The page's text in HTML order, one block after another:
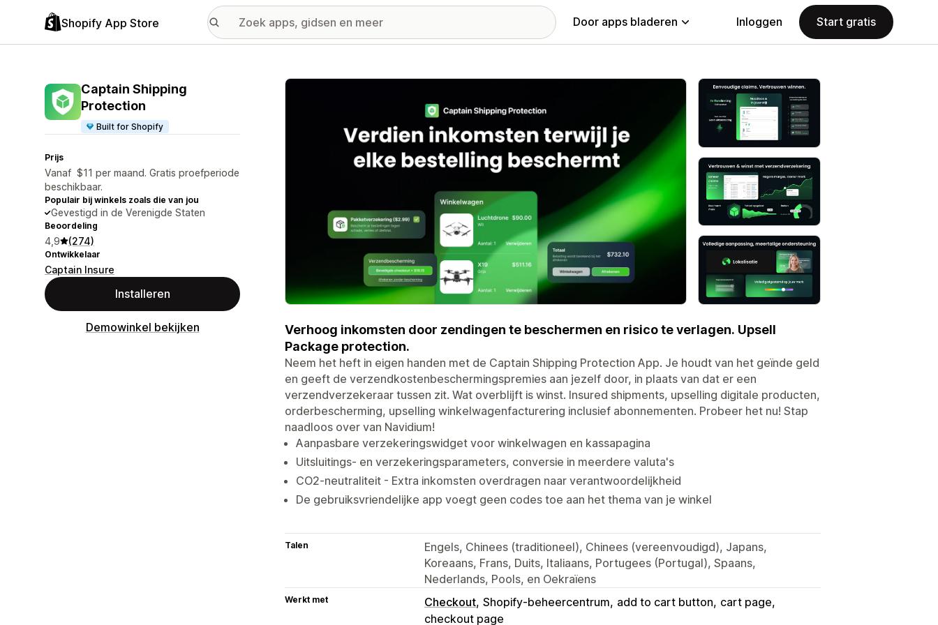
Shopify App Store Door apps bladeren Inloggen Start gratis
Captain Shipping
Protection
Built for Shopify
Prijs
Vanaf $11 per maand. Gratis proefperiode
beschikbaar.
Populair bij winkels zoals die van jou
Gevestigd in de Verenigde Staten
Beoordeling
4,9 (274)
Ontwikkelaar
Captain Insure
Installeren
Demowinkel bekijken
Galerij met uitgelichte afbeeldingen
Verhoog inkomsten door zendingen te beschermen en risico te verlagen. Upsell
Package protection.
Neem het heft in eigen handen met de Captain Shipping Protection App. Je houdt van het geïnde geld
en geeft de verzendkostenbeschermingspremies aan jezelf door, in plaats van dat er een
verzendverzekeraar tussen zit. Wat overblijft is winst. Insured shipments, upselling digitale producten,
orderbescherming, upselling winkelwagenfacturering inclusief abonnementen. Probeer het nu! Stap
naadloos over van Navidium!
Aanpasbare verzekeringswidget voor winkelwagen en kassapagina
Uitsluitings- en verzekeringsparameters, conversie in meerdere valuta's
CO2-neutraliteit - Extra inkomsten overdragen naar verantwoordelijkheid
De gebruiksvriendelijke app voegt geen codes toe aan het thema van je winkel
Talen
Engels, Chinees (traditioneel), Chinees (vereenvoudigd), Japans,
Koreaans, Frans, Duits, Italiaans, Portugees (Portugal), Spaans,
Nederlands, Pools, en Oekraïens
Werkt met Checkout Shopify-beheercentrum add to cart button cart page
checkout page